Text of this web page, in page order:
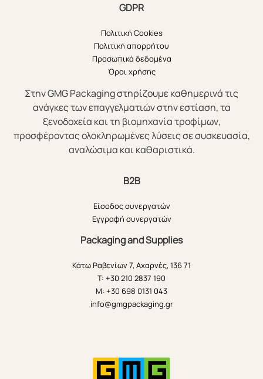
GDPR
Πολιτική Cookies
Πολιτική απορρήτου
Προσωπικά δεδομένα
Όροι χρήσης
Στην GMG Packaging στηρίζουμε καθημερινά τις
ανάγκες των επαγγελματιών στην εστίαση, τα
ξενοδοχεία και τη βιομηχανία τροφίμων,
προσφέροντας ολοκληρωμένες λύσεις σε συσκευασία,
αναλώσιμα και καθαριστικά.
B2B
Είσοδος συνεργατών
Εγγραφή συνεργατών
Packaging and Supplies
Κάτω Ραβενίων 7, Αχαρνές, 136 71
T: +30 210 2837 190
M: +30 698 0131 043
info@gmgpackaging.gr